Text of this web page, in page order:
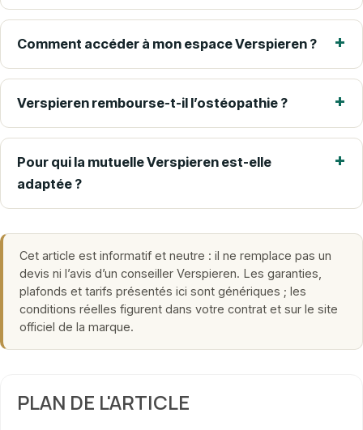
Comment accéder à mon espace Verspieren ?
Verspieren rembourse-t-il l’ostéopathie ?
Pour qui la mutuelle Verspieren est-elle
adaptée ?
Cet article est informatif et neutre : il ne remplace pas un
devis ni l’avis d’un conseiller Verspieren. Les garanties,
plafonds et tarifs présentés ici sont génériques ; les
conditions réelles figurent dans votre contrat et sur le site
officiel de la marque.
PLAN DE L'ARTICLE